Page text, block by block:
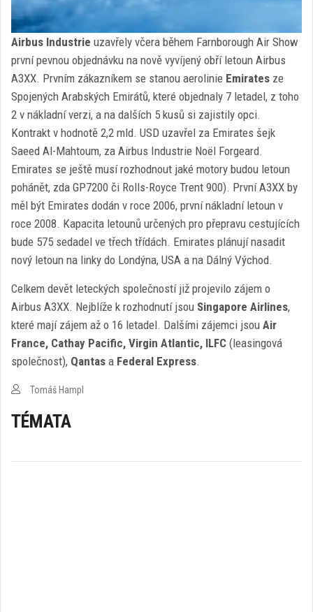
Airbus Industrie uzavřely včera během Farnborough Air Show
první pevnou objednávku na nově vyvíjený obří letoun Airbus
A3XX. Prvním zákazníkem se stanou aerolinie Emirates ze
Spojených Arabských Emirátů, které objednaly 7 letadel, z toho
2 v nákladní verzi, a na dalších 5 kusů si zajistily opci.
Kontrakt v hodnotě 2,2 mld. USD uzavřel za Emirates šejk
Saeed Al-Mahtoum, za Airbus Industrie Noël Forgeard.
Emirates se ještě musí rozhodnout jaké motory budou letoun
pohánět, zda GP7200 či Rolls-Royce Trent 900). První A3XX by
měl být Emirates dodán v roce 2006, první nákladní letoun v
roce 2008. Kapacita letounů určených pro přepravu cestujících
bude 575 sedadel ve třech třídách. Emirates plánují nasadit
nový letoun na linky do Londýna, USA a na Dálný Východ.
Celkem devět leteckých společností již projevilo zájem o
Airbus A3XX. Nejblíže k rozhodnutí jsou Singapore Airlines,
které mají zájem až o 16 letadel. Dalšími zájemci jsou Air
France, Cathay Pacific, Virgin Atlantic, ILFC (leasingová
společnost), Qantas a Federal Express.
Tomáš Hampl
TÉMATA